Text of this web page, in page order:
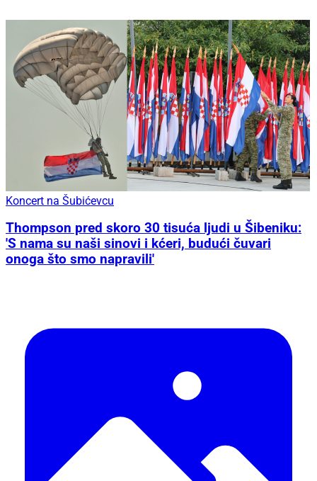
Koncert na Šubićevcu
Thompson pred skoro 30 tisuća ljudi u Šibeniku:
'S nama su naši sinovi i kćeri, budući čuvari
onoga što smo napravili'